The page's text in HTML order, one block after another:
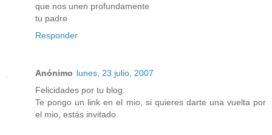
que nos unen profundamente
tu padre
Responder
Anónimo lunes, 23 julio, 2007
Felicidades por tu blog.
Te pongo un link en el mio, si quieres darte una vuelta por
el mio, estás invitado.